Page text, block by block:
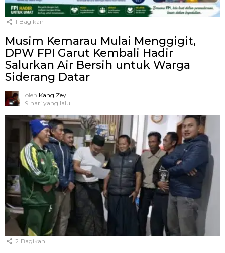
1 Bagikan
Musim Kemarau Mulai Menggigit,
DPW FPI Garut Kembali Hadir
Salurkan Air Bersih untuk Warga
Siderang Datar
oleh Kang Zey
9 hari yang lalu
2 Bagikan